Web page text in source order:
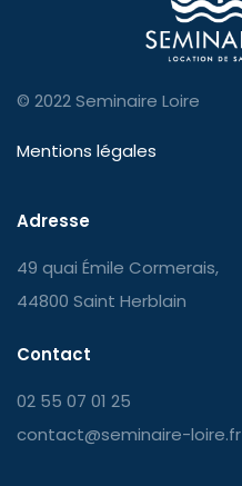
© 2022 Seminaire Loire
Mentions légales
Adresse
49 quai Émile Cormerais,
44800 Saint Herblain
Contact
02 55 07 01 25
contact@seminaire-loire.fr